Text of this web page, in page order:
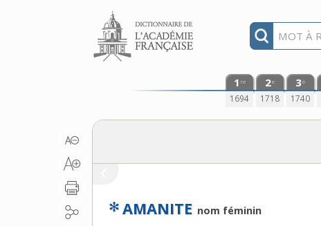
Aller au contenu
1 re
1694
2e
1718
3e
1740
✻ AMANITE nom féminin